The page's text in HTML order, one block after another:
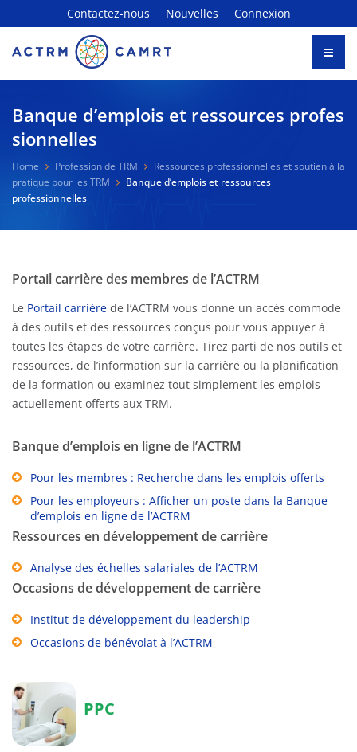
Contactez-nous Nouvelles Connexion
Banque d’emplois et ressources profes
sionnelles
Home Profession de TRM
Ressources professionnelles et soutien à la
pratique pour les TRM
Banque d’emplois et ressources
professionnelles
Portail carrière des membres de l’ACTRM
Le Portail carrière de l’ACTRM vous donne un accès commode
à des outils et des ressources conçus pour vous appuyer à
toutes les étapes de votre carrière. Tirez parti de nos outils et
ressources, de l’information sur la carrière ou la planification
de la formation ou examinez tout simplement les emplois
actuellement offerts aux TRM.
Banque d’emplois en ligne de l’ACTRM
Pour les membres : Recherche dans les emplois offerts
Pour les employeurs : Afficher un poste dans la Banque
d’emplois en ligne de l’ACTRM
Ressources en développement de carrière
Analyse des échelles salariales de l’ACTRM
Occasions de développement de carrière
Institut de développement du leadership
Occasions de bénévolat à l’ACTRM
PPC